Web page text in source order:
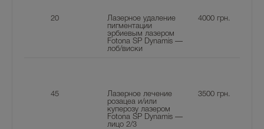
20
Лазерное удаление
пигментации
эрбиевым лазером
Fotona SP Dynamis —
лоб/виски
4000 грн.
45
Лазерное лечение
розацеа и/или
куперозу лазером
Fotona SP Dynamis —
лицо 2/3
3500 грн.